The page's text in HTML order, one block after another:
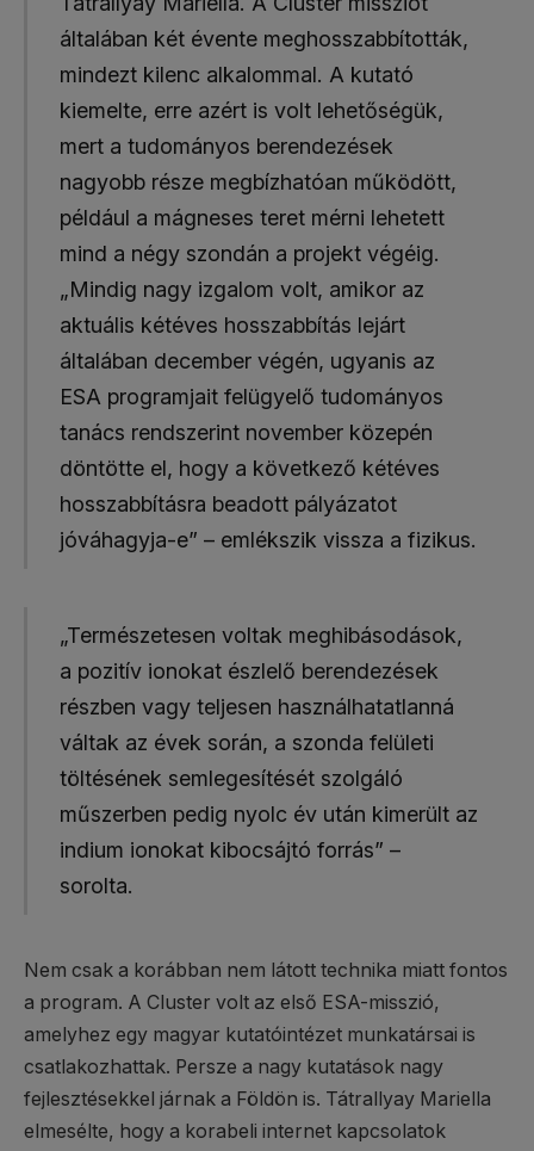
általában két évente meghosszabbították,
mindezt kilenc alkalommal. A kutató
kiemelte, erre azért is volt lehetőségük,
mert a tudományos berendezések
nagyobb része megbízhatóan működött,
például a mágneses teret mérni lehetett
mind a négy szondán a projekt végéig.
„Mindig nagy izgalom volt, amikor az
aktuális kétéves hosszabbítás lejárt
általában december végén, ugyanis az
ESA programjait felügyelő tudományos
tanács rendszerint november közepén
döntötte el, hogy a következő kétéves
hosszabbításra beadott pályázatot
jóváhagyja-e” – emlékszik vissza a fizikus.
„Természetesen voltak meghibásodások,
a pozitív ionokat észlelő berendezések
részben vagy teljesen használhatatlanná
váltak az évek során, a szonda felületi
töltésének semlegesítését szolgáló
műszerben pedig nyolc év után kimerült az
indium ionokat kibocsájtó forrás” –
sorolta.
Nem csak a korábban nem látott technika miatt fontos
a program. A Cluster volt az első ESA-misszió,
amelyhez egy magyar kutatóintézet munkatársai is
csatlakozhattak. Persze a nagy kutatások nagy
fejlesztésekkel járnak a Földön is. Tátrallyay Mariella
elmesélte, hogy a korabeli internet kapcsolatok